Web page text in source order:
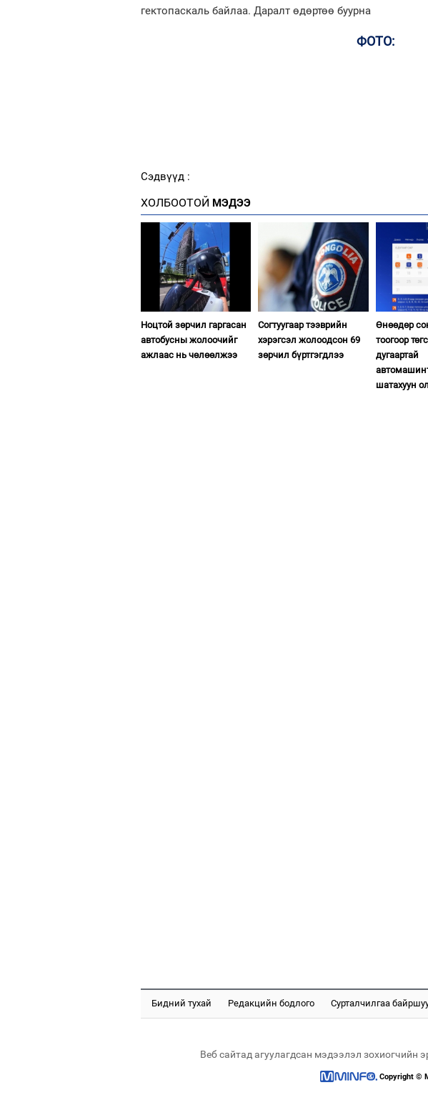
гектопаскаль байлаа. Даралт өдөртөө буурна
ФОТО:
Сэдвүүд :
ХОЛБООТОЙ МЭДЭЭ
Ноцтой зөрчил гаргасан
автобусны жолоочийг
ажлаас нь чөлөөлжээ
Согтуугаар тээврийн
хэрэгсэл жолоодсон 69
зөрчил бүртгэгдлээ
Өнөөдөр
тоогоор
дугаартай
шатахуун
Бидний тухай Редакцийн бодлого Сурталчилгаа
Веб сайтад агуулагдсан мэдээлэл зохиогчийн
Copyright ©